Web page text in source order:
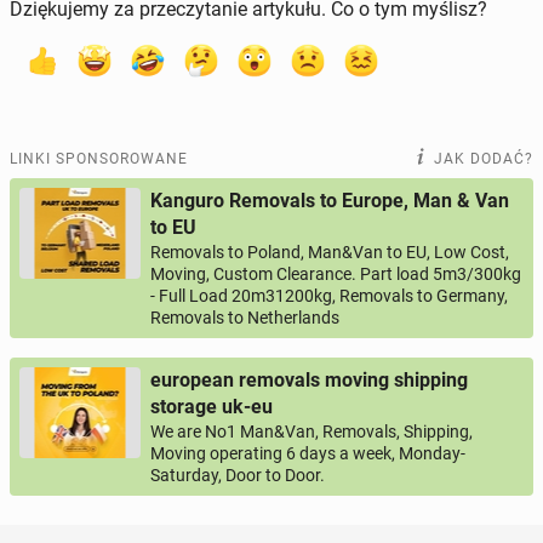
Dziękujemy za przeczytanie artykułu. Co o tym myślisz?
LINKI SPONSOROWANE JAK DODAĆ?
Kanguro Removals to Europe, Man & Van
to EU
Removals to Poland, Man&Van to EU, Low Cost,
Moving, Custom Clearance. Part load 5m3/300kg
- Full Load 20m31200kg, Removals to Germany,
Removals to Netherlands
european removals moving shipping
storage uk-eu
We are No1 Man&Van, Removals, Shipping,
Moving operating 6 days a week, Monday-
Saturday, Door to Door.